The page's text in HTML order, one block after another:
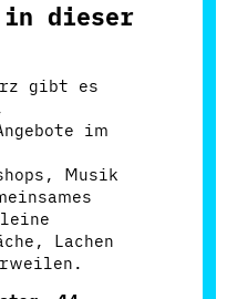
in dieser
gibt es
im
Musik
Lachen